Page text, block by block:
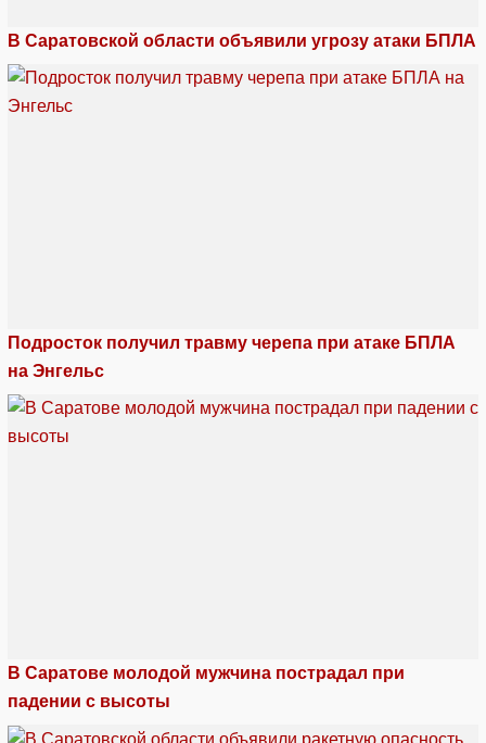
В Саратовской области объявили угрозу атаки БПЛА
Подросток получил травму черепа при атаке БПЛА
на Энгельс
В Саратове молодой мужчина пострадал при
падении с высоты